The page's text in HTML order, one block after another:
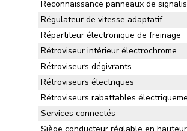
Reconnaissance panneaux de
Régulateur de vitesse adaptatif
Répartiteur électronique de freinage
Rétroviseur intérieur électrochrome
Rétroviseurs dégivrants
Rétroviseurs électriques
Rétroviseurs rabattables
Services connectés